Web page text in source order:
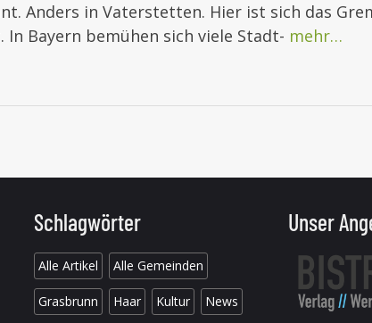
Anders in Vaterstetten. Hier ist sich das
In Bayern bemühen sich viele Stadt- mehr…
Schlagwörter
Alle Artikel Alle Gemeinden
Grasbrunn Haar Kultur News
Unser